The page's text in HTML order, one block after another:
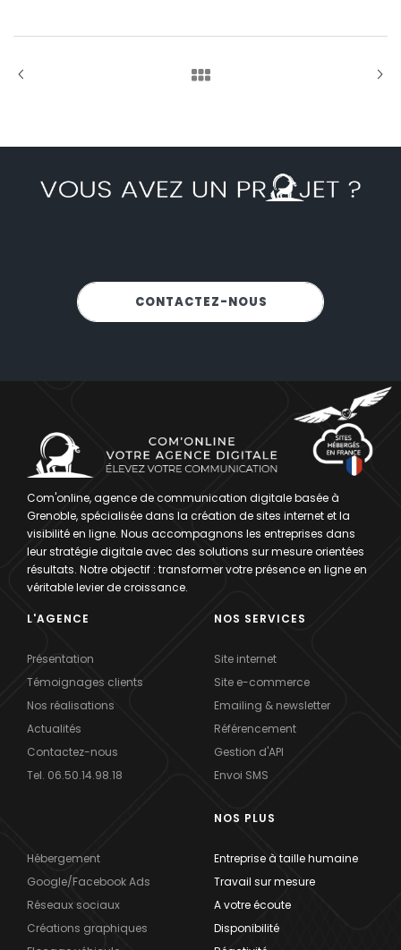
NOUS SOMMES-LÀ POUR VOUS
!
CONTACTEZ-NOUS
Com'online, agence de communication digitale basée à
Grenoble, spécialisée dans la création de sites internet et la
visibilité en ligne. Nous accompagnons les entreprises dans
leur stratégie digitale avec des solutions sur mesure orientées
résultats. Notre objectif : transformer votre présence en ligne en
véritable levier de croissance.
L'AGENCE
Présentation
Témoignages clients
Nos réalisations
Actualités
Contactez-nous
Tel. 06.50.14.98.18
NOS SERVICES
Site internet
Site e-commerce
Emailing & newsletter
Référencement
Gestion d'API
Envoi SMS
Hébergement
Google/Facebook Ads
Réseaux sociaux
Créations graphiques
NOS PLUS
Entreprise à taille humaine
Travail sur mesure
A votre écoute
Disponibilité